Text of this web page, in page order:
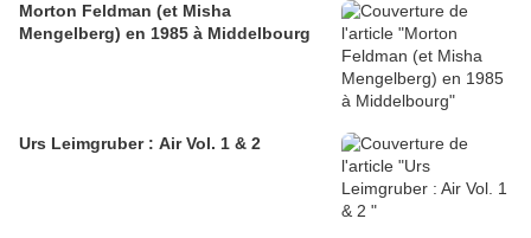
Morton Feldman (et Misha
Mengelberg) en 1985 à Middelbourg
Urs Leimgruber : Air Vol. 1 & 2